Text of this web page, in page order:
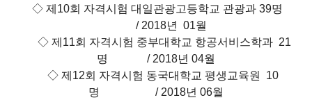
◇ 제10회 자격시험 대일관광고등학교 관광과 39명
/ 2018년 01월
◇ 제11회 자격시험 중부대학교 항공서비스학과 21
명 / 2018년 04월
◇ 제12회 자격시험 동국대학교 평생교육원 10
명 / 2018년 06월